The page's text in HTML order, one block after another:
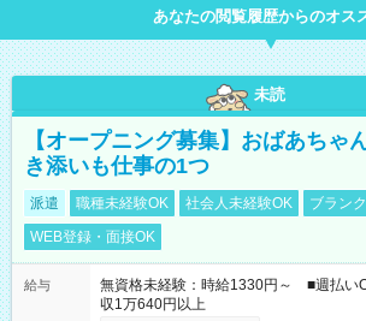
あなたの閲覧履歴からのオス
未読
【オープニング募集】おばあちゃ
き添いも仕事の1つ
派遣 職種未経験OK 社会人未経験OK
ブラン
WEB登録・面接OK
給与
無資格未経験：時給1330円～ ■週払
収1万640円以上